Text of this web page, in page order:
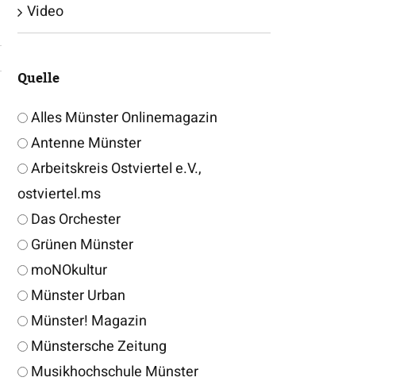
Video
Quelle
Alles Münster Onlinemagazin
Antenne Münster
Arbeitskreis Ostviertel e.V.,
ostviertel.ms
Das Orchester
Grünen Münster
moNOkultur
Münster Urban
Münster! Magazin
Münstersche Zeitung
Musikhochschule Münster